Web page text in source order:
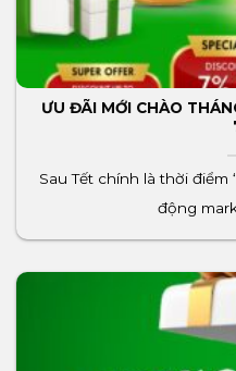
ƯU ĐÃI MỚI CHÀO
Sau Tết chính là thời điểm
động